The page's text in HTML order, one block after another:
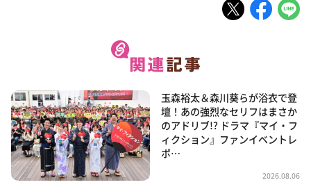
玉森裕太＆森川葵らが浴衣で登
壇！あの強烈なセリフはまさか
のアドリブ!? ドラマ『マイ・フ
ィクション』ファンイベントレ
ポ…
2026.08.06